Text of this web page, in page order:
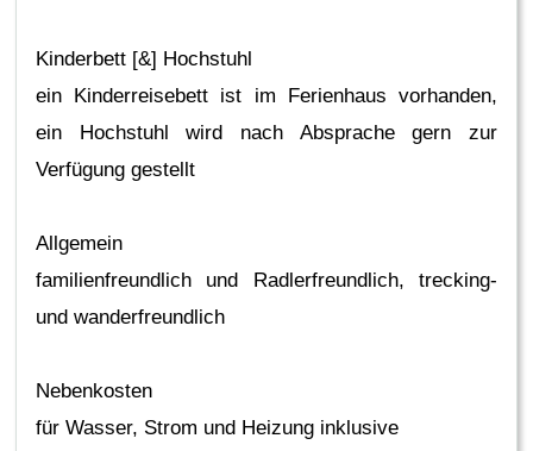
Kinderbett [&] Hochstuhl
ein Kinderreisebett ist im Ferienhaus vorhanden,
ein Hochstuhl wird nach Absprache gern zur
Verfügung gestellt
Allgemein
familienfreundlich und Radlerfreundlich, trecking-
und wanderfreundlich
Nebenkosten
für Wasser, Strom und Heizung inklusive